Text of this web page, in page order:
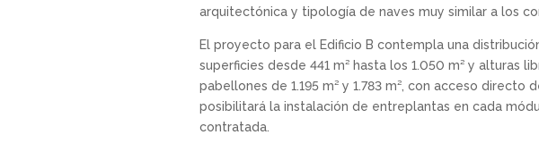
arquitectónica y tipología de naves muy similar a los
El proyecto para el Edificio B contempla una
superficies desde 441 m² hasta los 1.050 m² y alturas
pabellones de 1.195 m² y 1.783 m², con acceso
posibilitará la instalación de entreplantas en cada
contratada.